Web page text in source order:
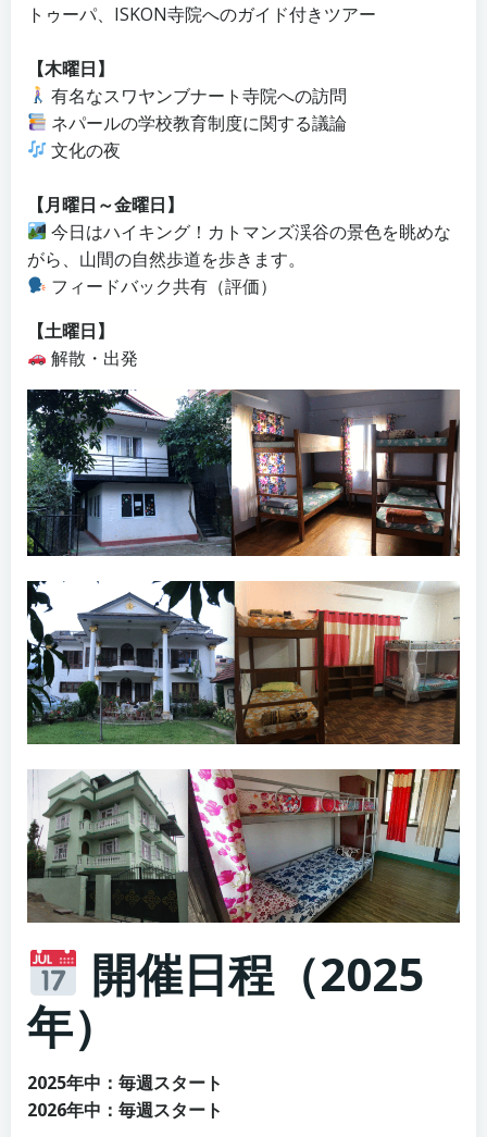
トゥーパ、ISKON寺院へのガイド付きツアー
【木曜日】
有名なスワヤンブナート寺院への訪問
ネパールの学校教育制度に関する議論
文化の夜
【月曜日～金曜日】
今日はハイキング！カトマンズ渓谷の景色を眺めな
がら、山間の自然歩道を歩きます。
フィードバック共有（評価）
【土曜日】
解散・出発
開催日程（2025
年）
2025年中：毎週スタート
2026年中：毎週スタート